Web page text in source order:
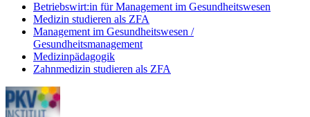
Betriebswirt:in für Management im Gesundheitswesen
Medizin studieren als ZFA
Management im Gesundheitswesen /
Gesundheitsmanagement
Medizinpädagogik
Zahnmedizin studieren als ZFA